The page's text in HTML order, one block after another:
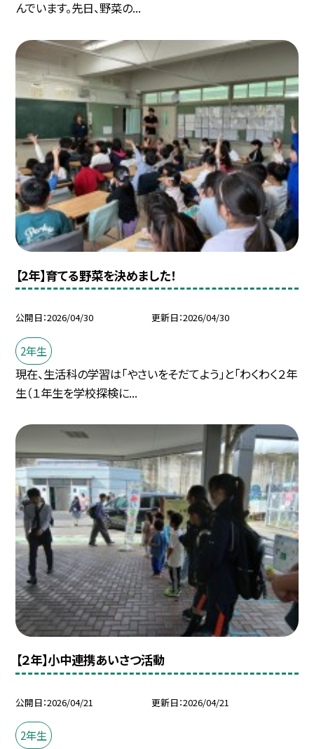
んでいます。先日、野菜の...
【2年】育てる野菜を決めました！
公開日 2026/04/30 更新日 2026/04/30
2年生
現在、生活科の学習は「やさいをそだてよう」と「わくわく２年
生（１年生を学校探検に...
【２年】小中連携あいさつ活動
公開日 2026/04/21 更新日 2026/04/21
2年生